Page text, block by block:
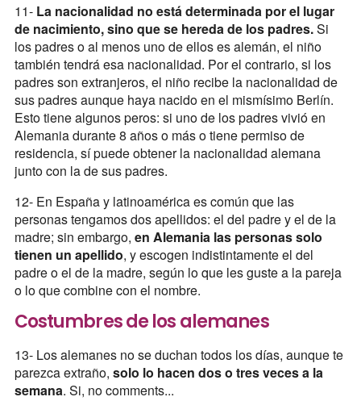
11- La nacionalidad no está determinada por el lugar
de nacimiento, sino que se hereda de los padres.Si
los padres o al menos uno de ellos es alemán, el niño
también tendrá esa nacionalidad. Por el contrario, si los
padres son extranjeros, el niño recibe la nacionalidad de
sus padres aunque haya nacido en el mismísimo Berlín.
Esto tiene algunos peros: si uno de los padres vivió en
Alemania durante 8 años o más o tiene permiso de
residencia, sí puede obtener la nacionalidad alemana
junto con la de sus padres.
12- En España y latinoamérica es común que las
personas tengamos dos apellidos: el del padre y el de la
madre; sin embargo, en Alemania las personas solo
tienen un apellido, y escogen indistintamente el del
padre o el de la madre, según lo que les guste a la pareja
o lo que combine con el nombre.
Costumbres de los alemanes
13- Los alemanes no se duchan todos los días, aunque te
parezca extraño, solo lo hacen dos o tres veces a la
semana. Si, no comments...